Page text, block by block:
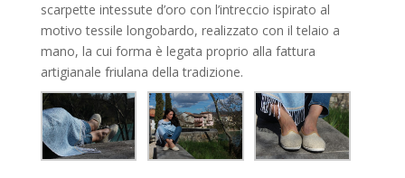
scarpette intessute d’oro con l’intreccio ispirato al
motivo tessile longobardo, realizzato con il telaio a
mano, la cui forma è legata proprio alla fattura
artigianale friulana della tradizione.